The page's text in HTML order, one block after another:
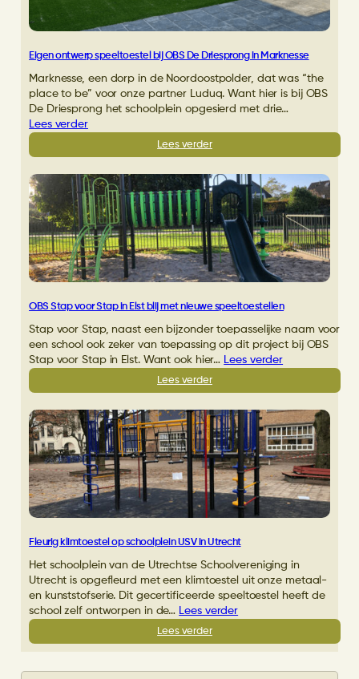
De
Bilt
Eigen ontwerp speeltoestel bij OBS De Driesprong in Marknesse
Marknesse, een dorp in de Noordoostpolder, dat was “the
place to be” voor onze partner Luduq. Want hier is bij OBS
De Driesprong het schoolplein opgesierd met drie…
Lees verder
Lees verder:
Eigen
ontwerp
speeltoestel
bij
OBS
De
Driesprong
in
Marknesse
OBS Stap voor Stap in Elst blij met nieuwe speeltoestellen
Stap voor Stap, naast een bijzonder toepasselijke naam voor
een school ook zeker van toepassing op dit project bij OBS
Stap voor Stap in Elst. Want ook hier… Lees verder
Lees verder:
OBS
Stap
voor
Stap
in
Elst
blij
met
nieuwe
Fleurig klimtoestel op schoolplein USV in Utrecht
Het schoolplein van de Utrechtse Schoolvereniging in
Utrecht is opgefleurd met een klimtoestel uit onze metaal-
en kunststofserie. Dit gecertificeerde speeltoestel heeft de
school zelf ontworpen in de… Lees verder
Lees verder:
Fleurig
op